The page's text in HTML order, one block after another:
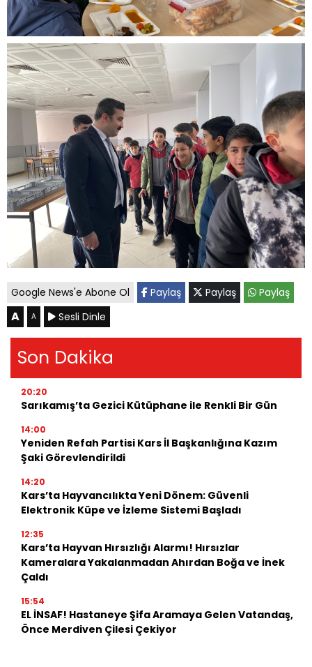
Google News'e Abone Ol Paylaş Paylaş Paylaş
A A Sesli Dinle
Son Dakika
20:20
Sarıkamış’ta Gezici Kütüphane ile Renkli Bir Gün
14:00
Yeniden Refah Partisi Kars İl Başkanlığına Kazım
Şaki Görevlendirildi
14:20
Kars’ta Hayvancılıkta Yeni Dönem: Güvenli
Elektronik Küpe ve İzleme Sistemi Başladı
12:35
Kars’ta Hayvan Hırsızlığı Alarmı! Hırsızlar
Kameralara Yakalanmadan Ahırdan Boğa ve İnek
Çaldı
15:54
EL İNSAF! Hastaneye Şifa Aramaya Gelen Vatandaş,
Önce Merdiven Çilesi Çekiyor